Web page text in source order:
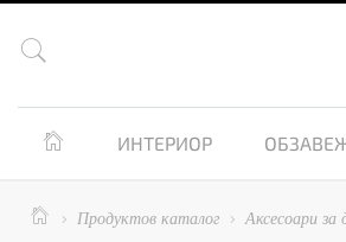

 ИНТЕРИОР
  Продуктов каталог  Аксесоари за